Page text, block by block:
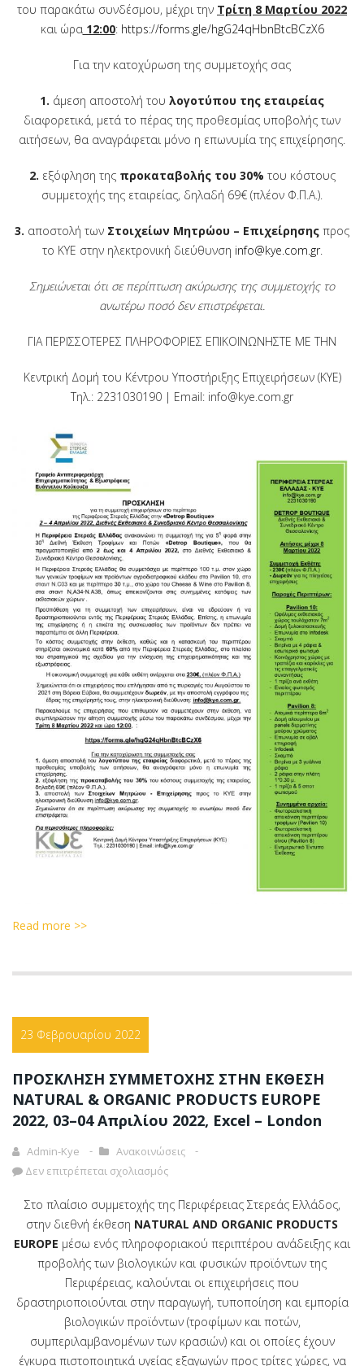
του παρακάτω συνδέσμου, μέχρι την Τρίτη 8 Μαρτίου 2022
και ώρα 12:00: https://forms.gle/hgG24qHbnBtcBCzX6
Για την κατοχύρωση της συμμετοχής σας
1. άμεση αποστολή του λογοτύπου της εταιρείας
διαφορετικά, μετά το πέρας της προθεσμίας υποβολής των
αιτήσεων, θα αναγράφεται μόνο η επωνυμία της επιχείρησης.
2. εξόφληση της προκαταβολής του 30% του κόστους
συμμετοχής της εταιρείας, δηλαδή 69€ (πλέον Φ.Π.Α.).
3. αποστολή των Στοιχείων Μητρώου – Επιχείρησης προς
το ΚΥΕ στην ηλεκτρονική διεύθυνση info@kye.com.gr.
Σημειώνεται ότι σε περίπτωση ακύρωσης της συμμετοχής το
ανωτέρω ποσό δεν επιστρέφεται.
ΓΙΑ ΠΕΡΙΣΣΟΤΕΡΕΣ ΠΛΗΡΟΦΟΡΙΕΣ ΕΠΙΚΟΙΝΩΝΗΣΤΕ ΜΕ THN
Κεντρική Δομή του Κέντρου Υποστήριξης Επιχειρήσεων (ΚΥΕ)
Τηλ.: 2231030190 | Email: info@kye.com.gr
Read more >>
23 Φεβρουαρίου 2022
ΠΡΟΣΚΛΗΣΗ ΣΥΜΜΕΤΟΧΗΣ ΣΤΗΝ ΕΚΘΕΣΗ
NATURAL & ORGANIC PRODUCTS EUROPE
2022, 03–04 Απριλίου 2022, Excel – London
Admin-Kye
Ανακοινώσεις
Δεν επιτρέπεται σχολιασμός
Στο πλαίσιο συμμετοχής της Περιφέρειας Στερεάς Ελλάδος,
στην διεθνή έκθεση NATURAL AND ORGANIC PRODUCTS
EUROPE μέσω ενός πληροφοριακού περιπτέρου ανάδειξης και
προβολής των βιολογικών και φυσικών προϊόντων της
Περιφέρειας, καλούνται οι επιχειρήσεις που
δραστηριοποιούνται στην παραγωγή, τυποποίηση και εμπορία
βιολογικών προϊόντων (τροφίμων και ποτών,
συμπεριλαμβανομένων των κρασιών) και οι οποίες έχουν
έγκυρα πιστοποιητικά υγείας εξαγωγών προς τρίτες χώρες, να